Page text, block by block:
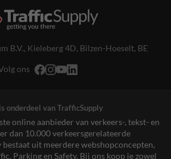
B.V., Kieleberg 4D, Bilzen-Hoeselt, BE
ons
onderdeel van TrafficSupply
online aanbieder van verkeers-, tekst- en
dan 10.000 verkeersgerelateerde
uit meerdere webshopconcepten,
Parking en Safety. Bij ons koop je zowel